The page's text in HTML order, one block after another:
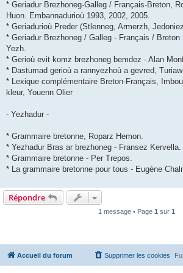
* Geriadur Brezhoneg-Galleg / Français-Breton,
Huon. Embannadurioù 1993, 2002, 2005.
* Geriadurioù Preder (Stlenneg, Armerzh,
* Geriadur Brezhoneg / Galleg - Français / Breton
Yezh.
* Gerioù evit komz brezhoneg bemdez - Alan
* Dastumad gerioù a rannyezhoù a gevred,
* Lexique complémentaire Breton-Français,
kleur, Youenn Olier
- Yezhadur -
* Grammaire bretonne, Roparz Hemon.
* Yezhadur Bras ar brezhoneg - Fransez Kervella.
* Grammaire bretonne - Per Trepos.
* La grammaire bretonne pour tous - Eugène
Répondre
1 message • Page 1 sur 1
Accueil du forum Supprimer les cookies